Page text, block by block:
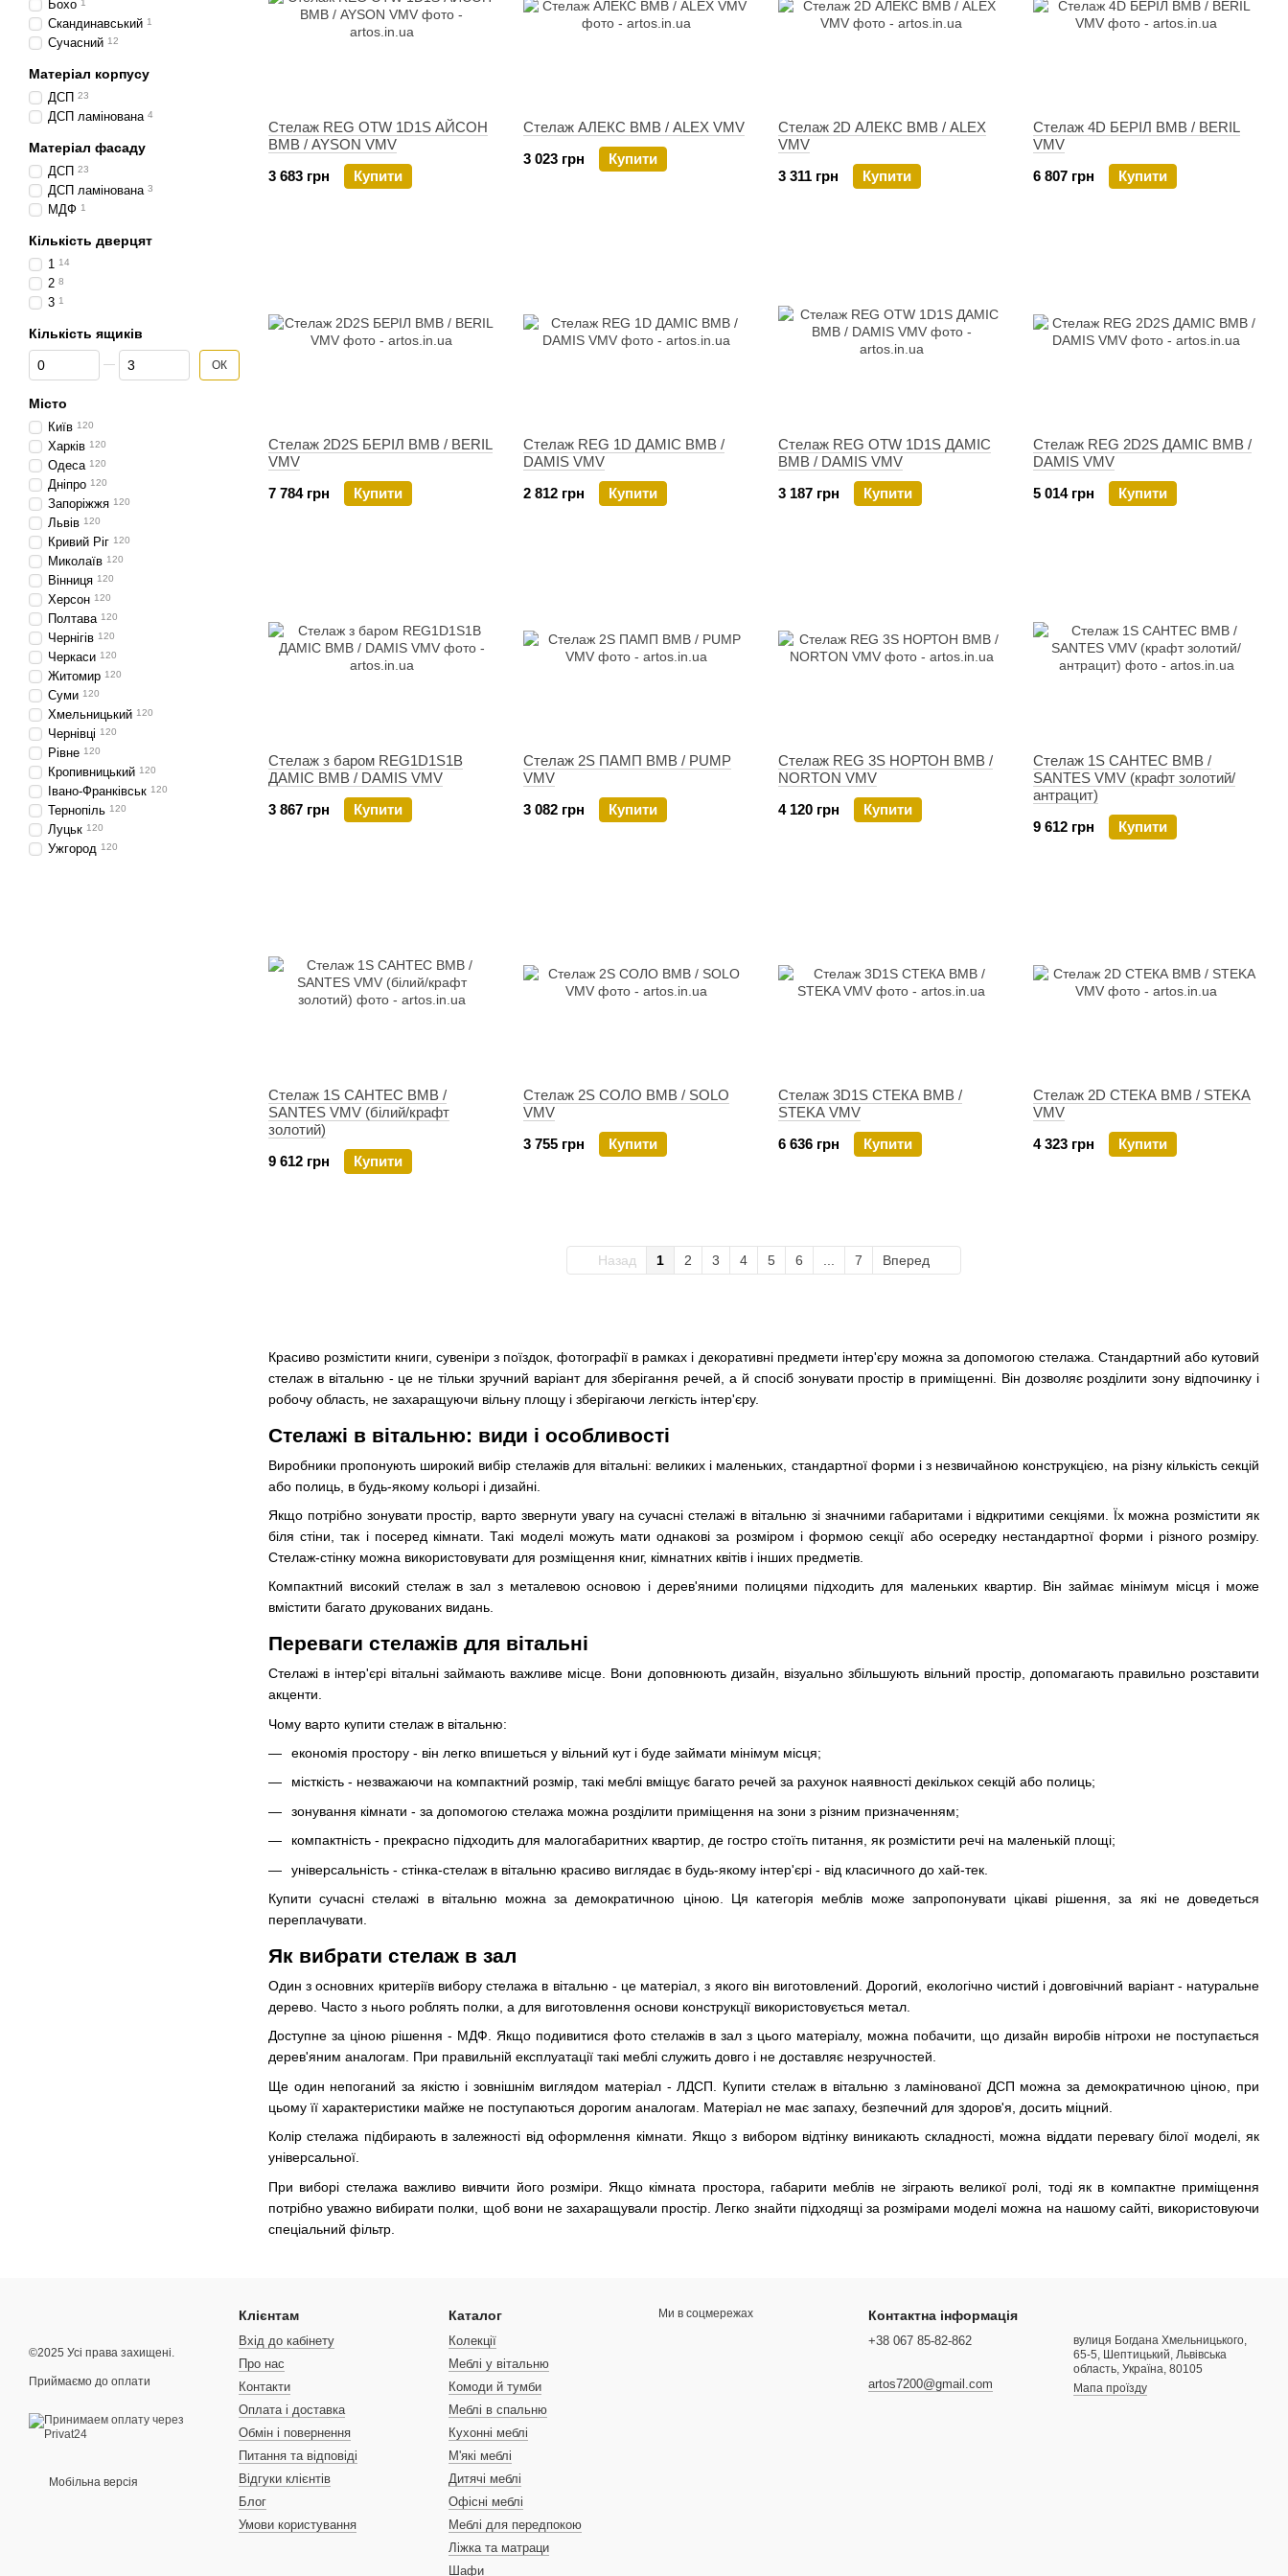
Красиво розмістити книги, сувеніри з поїздок, фотографії в рамках і декоративні предмети інтер'єру можна за допомогою стелажа. Стандартний або кутовий
стелаж в вітальню - це не тільки зручний варіант для зберігання речей, а й спосіб зонувати простір в приміщенні. Він дозволяє розділити зону відпочинку і
робочу область, не захаращуючи вільну площу і зберігаючи легкість інтер'єру.
Стелажі в вітальню: види і особливості
Виробники пропонують широкий вибір стелажів для вітальні: великих і маленьких, стандартної форми і з незвичайною конструкцією, на різну кількість секцій
або полиць, в будь-якому кольорі і дизайні.
Якщо потрібно зонувати простір, варто звернути увагу на сучасні стелажі в вітальню зі значними габаритами і відкритими секціями. Їх можна розмістити як
біля стіни, так і посеред кімнати. Такі моделі можуть мати однакові за розміром і формою секції або осередку нестандартної форми і різного розміру.
Стелаж-стінку можна використовувати для розміщення книг, кімнатних квітів і інших предметів.
Компактний високий стелаж в зал з металевою основою і дерев'яними полицями підходить для маленьких квартир. Він займає мінімум місця і може
вмістити багато друкованих видань.
Переваги стелажів для вітальні
Стелажі в інтер'єрі вітальні займають важливе місце. Вони доповнюють дизайн, візуально збільшують вільний простір, допомагають правильно розставити
акценти.
Чому варто купити стелаж в вітальню:
економія простору - він легко впишеться у вільний кут і буде займати мінімум місця;
місткість - незважаючи на компактний розмір, такі меблі вміщує багато речей за рахунок наявності декількох секцій або полиць;
зонування кімнати - за допомогою стелажа можна розділити приміщення на зони з різним призначенням;
компактність - прекрасно підходить для малогабаритних квартир, де гостро стоїть питання, як розмістити речі на маленькій площі;
універсальність - стінка-стелаж в вітальню красиво виглядає в будь-якому інтер'єрі - від класичного до хай-тек.
Купити сучасні стелажі в вітальню можна за демократичною ціною. Ця категорія меблів може запропонувати цікаві рішення, за які не доведеться
переплачувати.
Як вибрати стелаж в зал
Один з основних критеріїв вибору стелажа в вітальню - це матеріал, з якого він виготовлений. Дорогий, екологічно чистий і довговічний варіант - натуральне
дерево. Часто з нього роблять полки, а для виготовлення основи конструкції використовується метал.
Доступне за ціною рішення - МДФ. Якщо подивитися фото стелажів в зал з цього матеріалу, можна побачити, що дизайн виробів нітрохи не поступається
дерев'яним аналогам. При правильній експлуатації такі меблі служить довго і не доставляє незручностей.
Ще один непоганий за якістю і зовнішнім виглядом матеріал - ЛДСП. Купити стелаж в вітальню з ламінованої ДСП можна за демократичною ціною, при
цьому її характеристики майже не поступаються дорогим аналогам. Матеріал не має запаху, безпечний для здоров'я, досить міцний.
Колір стелажа підбирають в залежності від оформлення кімнати. Якщо з вибором відтінку виникають складності, можна віддати перевагу білої моделі, як
універсальної.
При виборі стелажа важливо вивчити його розміри. Якщо кімната простора, габарити меблів не зіграють великої ролі, тоді як в компактне приміщення
потрібно уважно вибирати полки, щоб вони не захаращували простір. Легко знайти підходящі за розмірами моделі можна на нашому сайті, використовуючи
спеціальний фільтр.
Стелаж REG OTW 1D1S АЙСОН
ВМВ / AYSON VMV
3 683 грн
Купити
Стелаж АЛЕКС ВМВ / ALEX VMV
3 023 грн
Купити
Стелаж 2D АЛЕКС ВМВ / ALEX
VMV
3 311 грн
Купити
Стелаж 4D БЕРIЛ ВМВ / BERIL
VMV
6 807 грн
Купити
Стелаж 2D2S БЕРIЛ ВМВ / BERIL
VMV
7 784 грн
Купити
Стелаж REG 1D ДАМIС ВМВ /
DAMIS VMV
2 812 грн
Купити
Стелаж REG OTW 1D1S ДАМIС
ВМВ / DAMIS VMV
3 187 грн
Купити
Стелаж REG 2D2S ДАМIС ВМВ /
DAMIS VMV
5 014 грн
Купити
Стелаж з баром REG1D1S1B
ДАМIС ВМВ / DAMIS VMV
3 867 грн
Купити
Стелаж 2S ПАМП ВМВ / PUMP
VMV
3 082 грн
Купити
Стелаж REG 3S НОРТОН ВМВ /
NORTON VMV
4 120 грн
Купити
Стелаж 1S САНТЕС ВМВ /
SANTES VMV (крафт золотий/
антрацит)
9 612 грн
Купити
Стелаж 1S САНТЕС ВМВ /
SANTES VMV (білий/крафт
золотий)
9 612 грн
Купити
Стелаж 2S СОЛО ВМВ / SOLO
VMV
3 755 грн
Купити
Стелаж 3D1S СТЕКА ВМВ /
STEKA VMV
6 636 грн
Купити
Стелаж 2D СТЕКА ВМВ / STEKA
VMV
4 323 грн
Купити
Назад 1 2 3 4 5 6 7 Вперед
Бохо 1
Скандинавський 1
Сучасний 12
Матеріал корпусу
ДСП 23
ДСП ламінована 4
Матеріал фасаду
ДСП 23
ДСП ламінована 3
МДФ 1
Кількість дверцят
1 14
2 8
3 1
Кількість ящиків
Від Кількість ящиків
До Кількість ящиків ОК
Місто
Київ 120
Харків 120
Одеса 120
Дніпро 120
Запоріжжя 120
Львів 120
Кривий Ріг 120
Миколаїв 120
Вінниця 120
Херсон 120
Полтава 120
Чернігів 120
Черкаси 120
Житомир 120
Суми 120
Хмельницький 120
Чернівці 120
Рівне 120
Кропивницький 120
Івано-Франківськ 120
Тернопіль 120
Луцьк 120
Ужгород 120
©2025 Усі права захищені.
Приймаємо до оплати
Мобільна версія
Клієнтам
Вхід до кабінету
Про нас
Контакти
Оплата і доставка
Обмін і повернення
Питання та відповіді
Відгуки клієнтів
Блог
Умови користування
Каталог
Колекції
Меблі у вітальню
Комоди й тумби
Меблі в спальню
Кухонні меблі
М'які меблі
Дитячі меблі
Офісні меблі
Меблі для передпокою
Ліжка та матраци
Шафи
Ми в соцмережах Контактна інформація
+38 067 85-82-862
artos7200@gmail.com
вулиця Богдана Хмельницького,
65-5, Шептицький, Львівська
область, Україна, 80105
Мапа проїзду